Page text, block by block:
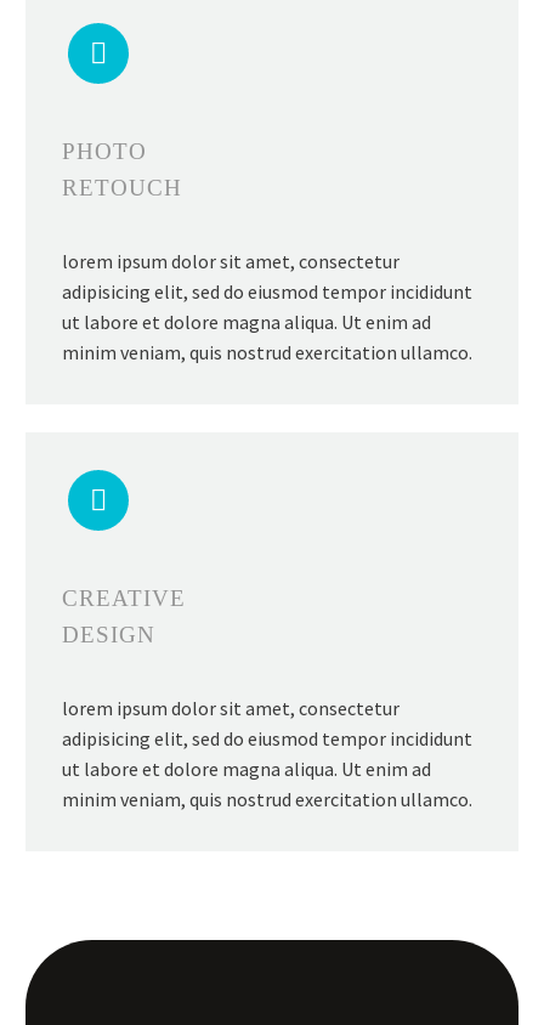


PHOTO
RETOUCH
lorem ipsum dolor sit amet, consectetur
adipisicing elit, sed do eiusmod tempor incididunt
ut labore et dolore magna aliqua. Ut enim ad
minim veniam, quis nostrud exercitation ullamco.


CREATIVE
DESIGN
lorem ipsum dolor sit amet, consectetur
adipisicing elit, sed do eiusmod tempor incididunt
ut labore et dolore magna aliqua. Ut enim ad
minim veniam, quis nostrud exercitation ullamco.